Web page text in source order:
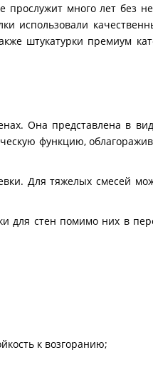
прослужит много лет без
использовали
штукатурки премиум
Она представлена в
функцию,
Для тяжелых смесей
для стен помимо них в
к возгоранию;